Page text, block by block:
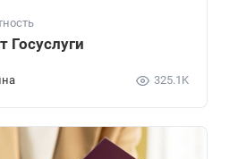
Госуслуги
325.1K